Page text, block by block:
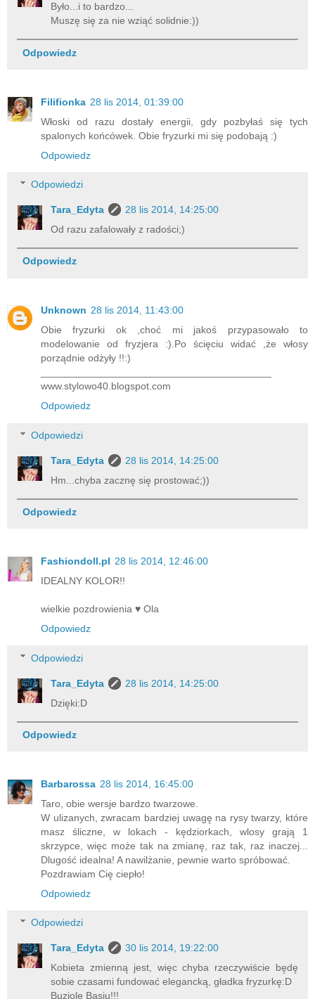
Było...i to bardzo...
Muszę się za nie wziąć solidnie:))
Odpowiedz
Filifionka 28 lis 2014, 01:39:00
Włoski od razu dostały energii, gdy pozbyłaś się tych
spalonych końcówek. Obie fryzurki mi się podobają :)
Odpowiedz
Odpowiedzi
Tara_Edyta
28 lis 2014, 14:25:00
Od razu zafalowały z radości;)
Odpowiedz
Unknown 28 lis 2014, 11:43:00
Obie fryzurki ok ,choć mi jakoś przypasowało to
modelowanie od fryzjera :).Po ścięciu widać ,że włosy
porządnie odżyły !!:)
www.stylowo40.blogspot.com
Odpowiedz
Odpowiedzi
Tara_Edyta
28 lis 2014, 14:25:00
Hm...chyba zacznę się prostować;))
Odpowiedz
Fashiondoll.pl 28 lis 2014, 12:46:00
IDEALNY KOLOR!!
wielkie pozdrowienia ♥ Ola
Odpowiedz
Odpowiedzi
Tara_Edyta
28 lis 2014, 14:25:00
Dzięki:D
Odpowiedz
Barbarossa 28 lis 2014, 16:45:00
Taro, obie wersje bardzo twarzowe.
W ulizanych, zwracam bardziej uwagę na rysy twarzy, które
masz śliczne, w lokach - kędziorkach, wlosy grają 1
skrzypce, więc może tak na zmianę, raz tak, raz inaczej...
Dlugość idealna! A nawilżanie, pewnie warto spróbować.
Pozdrawiam Cię ciepło!
Odpowiedz
Odpowiedzi
Tara_Edyta
30 lis 2014, 19:22:00
Kobieta zmienną jest, więc chyba rzeczywiście będę
sobie czasami fundować elegancką, gładka fryzurkę:D
Buziole Basiu!!!